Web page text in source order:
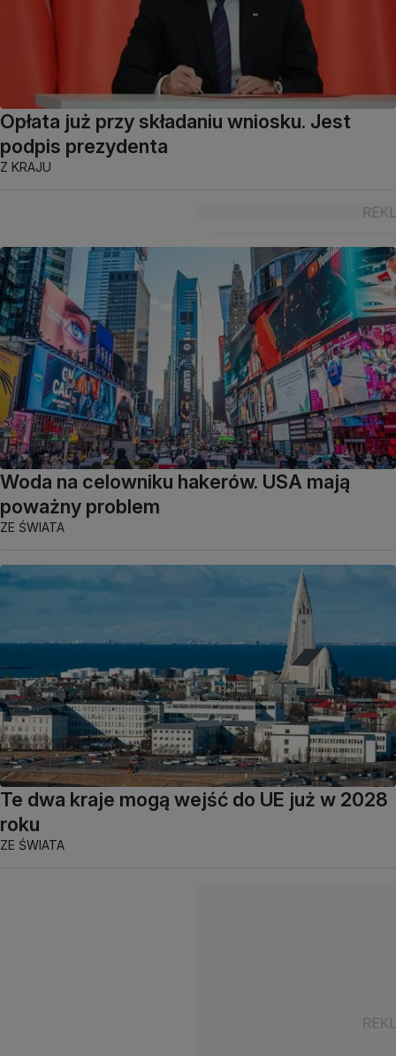
Opłata już przy składaniu wniosku. Jest
podpis prezydenta
Z KRAJU
Woda na celowniku hakerów. USA mają
poważny problem
ZE ŚWIATA
Te dwa kraje mogą wejść do UE już w 2028
roku
ZE ŚWIATA